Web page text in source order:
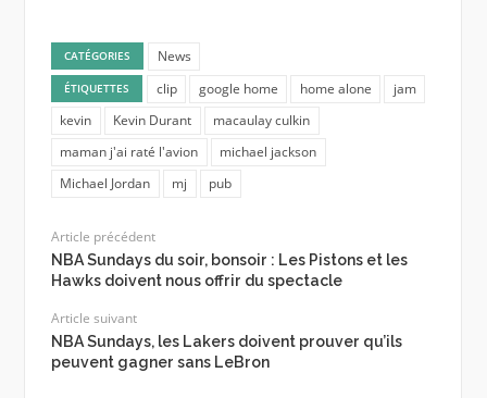
CATÉGORIES News
ÉTIQUETTES clip google home home alone
jam
kevin
Kevin Durant
macaulay culkin
maman j'ai raté l'avion
michael jackson
Michael Jordan
mj pub
Article précédent
NBA Sundays du soir, bonsoir : Les Pistons et les
Hawks doivent nous offrir du spectacle
Article suivant
NBA Sundays, les Lakers doivent prouver qu’ils
peuvent gagner sans LeBron